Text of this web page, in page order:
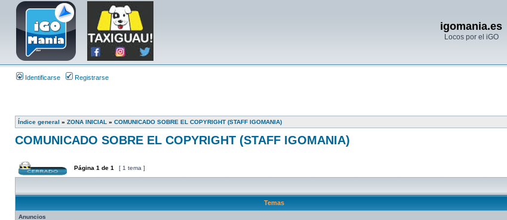
igomania.es
Locos por el iGO
Identificarse Registrarse
Índice general » ZONA INICIAL » COMUNICADO SOBRE EL COPYRIGHT (STAFF IGOMANIA)
COMUNICADO SOBRE EL COPYRIGHT (STAFF IGOMANIA)
Página 1 de 1 [ 1 tema ]
Temas
Anuncios